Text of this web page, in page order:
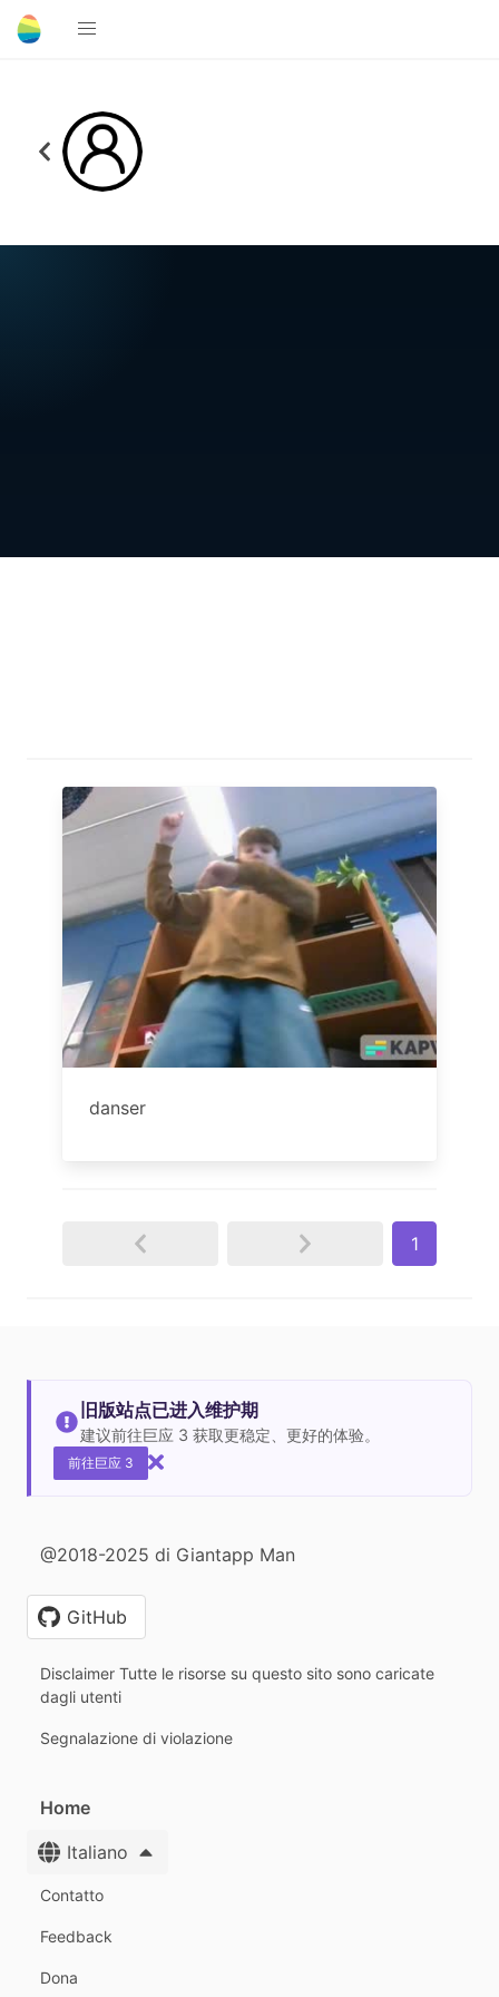
danser
1
旧版站点已进入维护期
建议前往巨应 3 获取更稳定、更好的体验。
前往巨应 3
@2018-2025 di Giantapp Man
GitHub
Disclaimer Tutte le risorse su questo sito sono caricate
dagli utenti
Segnalazione di violazione
Home
Italiano
Contatto
Feedback
Dona